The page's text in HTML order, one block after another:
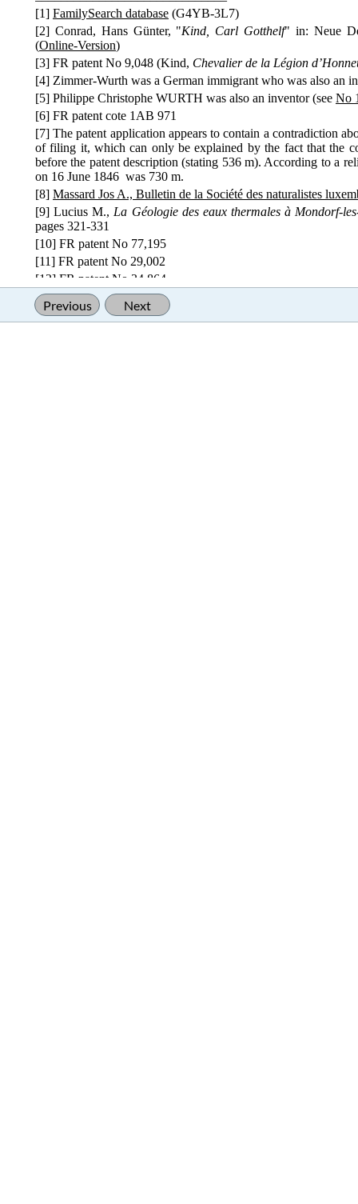
[1] FamilySearch database (G4YB-3L7)
[2] Conrad, Hans Günter, "Kind, Carl Gotthelf" in: Neue
(Online-Version)
[3] FR patent No 9,048 (Kind, Chevalier de la Légion
[4] Zimmer-Wurth was a German immigrant who was also an
[5] Philippe Christophe WURTH was also an inventor (see No
[6] FR patent cote 1AB 971
[7] The patent application appears to contain a contradiction
of filing it, which can only be explained by the fact that the
before the patent description (stating 536 m). According to a
on 16 June 1846 was 730 m.
[8] Massard Jos A., Bulletin de la Société des naturalistes
[9] Lucius M., La Géologie des eaux thermales à Mondorf-
pages 321-331
[10] FR patent No 77,195
[11] FR patent No 29,002
[12] FR patent No 34,864
[13] FR patent No 63,476
Previous Next